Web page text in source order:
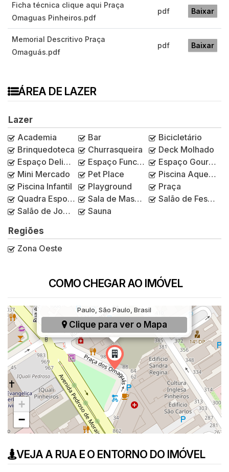
Ficha técnica clique aqui Praça
Omaguas Pinheiros.pdf
pdf Baixar
Memorial Descritivo Praça
Omaguás.pdf
pdf Baixar
ÁREA DE LAZER
Lazer
Academia
Bar
Bicicletário
Brinquedoteca
Churrasqueira
Deck Molhado
Espaço Delivery
Espaço Funcional
Espaço Gourmet
Mini Mercado
Pet Place
Piscina Aquecida
Piscina Infantil
Playground
Praça
Quadra Esportiva
Sala de Massagem
Salão de Festas
Salão de Jogos
Sauna
Regiões
Zona Oeste
COMO CHEGAR AO IMÓVEL
Praça dos Omaguás, 88, Pinheiros, São
Paulo, São Paulo, Brasil
Clique para ver o Mapa
+
−
VEJA A RUA E O ENTORNO DO IMÓVEL